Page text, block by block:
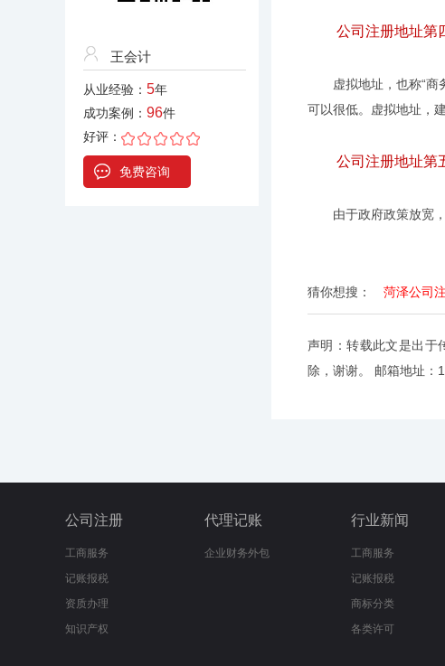
王会计
从业经验： 5年
成功案例： 96件
好评：
免费咨询
公司注册地址第
虚拟地址，也称“商务
可以很低。虚拟地址，
公司注册地址第
由于政府政策放宽，
猜你想搜： 菏泽公司
声明：转载此文是出于
除，谢谢。 邮箱地址：
公司注册
工商服务
记账报税
资质办理
知识产权
代理记账
企业财务外包
行业新闻
工商服务
记账报税
商标分类
各类许可